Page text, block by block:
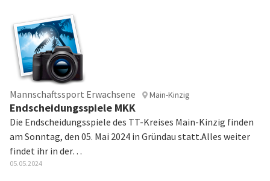
Mannschaftssport Erwachsene Main-Kinzig
Endscheidungsspiele MKK
Die Endscheidungsspiele des TT-Kreises Main-Kinzig finden
am Sonntag, den 05. Mai 2024 in Gründau statt.Alles weiter
findet ihr in der…
05.05.2024